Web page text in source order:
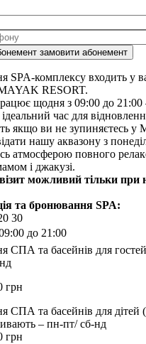
замовити абонемент
SPA-комплексу входить у
RESORT.
щодня з 09:00 до
час для
якщо ви не зупиняєтесь
нашу аквазону з
атмосферою повного
і джакузі.
можливий тільки при
та бронювання SPA:
30
до 21:00
СПА та басейнів для
грн
СПА та басейнів для дітей
– пн-пт/ сб-нд
грн